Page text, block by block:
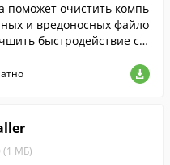
поможет очистить компь
и вредоносных файло
быстродействие си
(1 МБ)